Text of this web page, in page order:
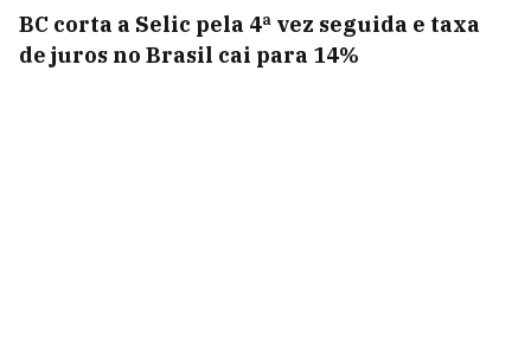
BC corta a Selic pela 4ª vez seguida e taxa
de juros no Brasil cai para 14%